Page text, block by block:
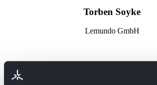
Torben Soyke
Lemundo GmbH